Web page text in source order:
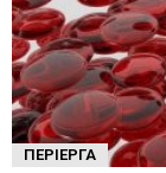
ΠΕΡΊΕΡΓΑ